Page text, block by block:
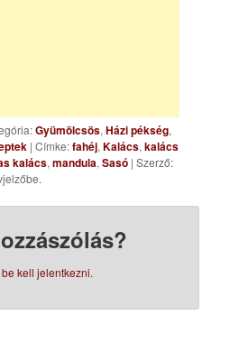
Gyümölcsös,Házi pékség,
| Címke:fahéj,Kalács,kalács
kalács,mandula,Sasó | Szerző:
be kell jelentkezni.